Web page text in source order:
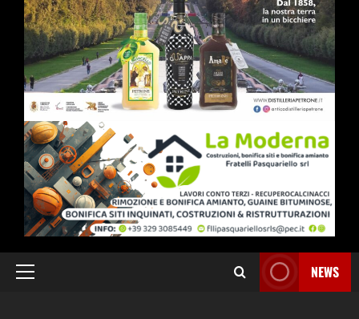
Menu
NEWS